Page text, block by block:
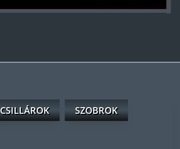
CSILLÁROK SZOBROK